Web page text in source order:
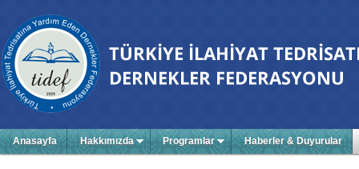
Anasayfa Hakkımızda Programlar Haberler & Duyurular